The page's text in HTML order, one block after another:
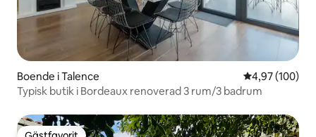
Boende i Talence 4,97 av 5 i
4,97 (100)
Typisk butik i Bordeaux renoverad 3 rum/3 badrum